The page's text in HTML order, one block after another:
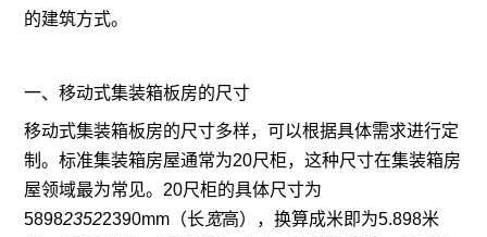
的建筑方式。
一、移动式集装箱板房的尺寸
移动式集装箱板房的尺寸多样，可以根据具体需求进行定
制。标准集装箱房屋通常为20尺柜，这种尺寸在集装箱房
屋领域最为常见。20尺柜的具体尺寸为
589823522390mm（长宽高），换算成米即为5.898米